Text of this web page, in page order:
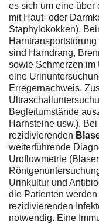
es sich um eine über
mit Haut- oder
Staphylokokken).
sind Harndrang,
sowie Schmerzen im
eine
Erregernachweis.
Begleitumstände
Harnsteine usw.). Bei
rezidivierenden
weiterführende
Uroflowmetrie
Urinkultur und
die Patienten
rezidivierenden
notwendig. Eine